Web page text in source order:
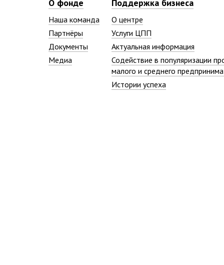
О фонде
Наша команда
Партнёры
Документы
Медиа
Поддержка бизнеса
О центре
Услуги ЦПП
Актуальная информация
Содействие в популяризации
малого и среднего
Истории успеха